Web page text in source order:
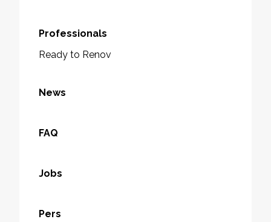
Professionals
Ready to Renov
News
FAQ
Jobs
Pers